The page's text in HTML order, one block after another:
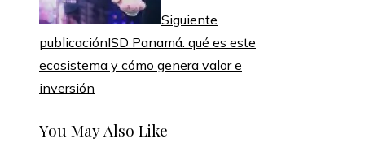
Siguiente
publicaciónISD Panamá: qué es este
ecosistema y cómo genera valor e
inversión
You May Also Like